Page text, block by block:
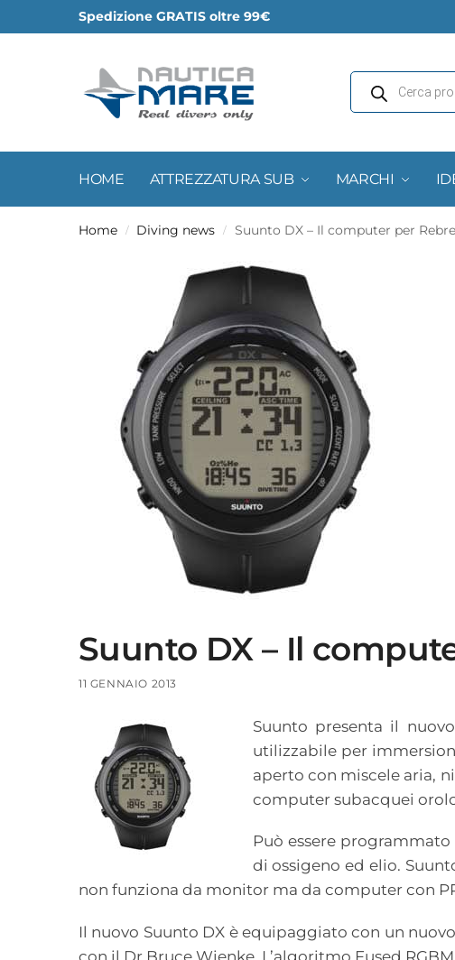
Spedizione GRATIS oltre 99€
HOME ATTREZZATURA SUB MARCHI
Home / Diving news / Suunto DX – Il computer per
Suunto DX – Il
11 GENNAIO 2013
Suunto presenta il
utilizzabile per
aperto con miscele aria,
computer subacquei
Può essere
di ossigeno ed elio.
non funziona da monitor ma da computer con
Il nuovo Suunto DX è equipaggiato con un
con il Dr.Bruce Wienke. L’algoritmo Fused